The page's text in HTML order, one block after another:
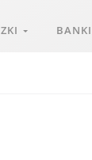
BANKI